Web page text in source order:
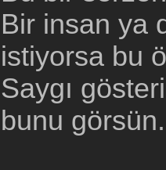
Bir insan ya
istiyorsa bu
Saygı
bunu görsün.